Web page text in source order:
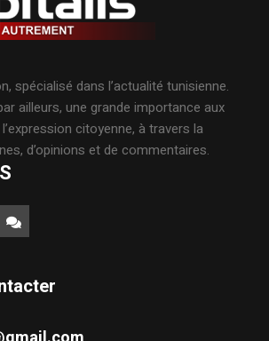
spécialisé dans l’actualité tunisienne.
ailleurs, une grande importance aux
citoyenne, à travers la
d’opinions et de commentaires.